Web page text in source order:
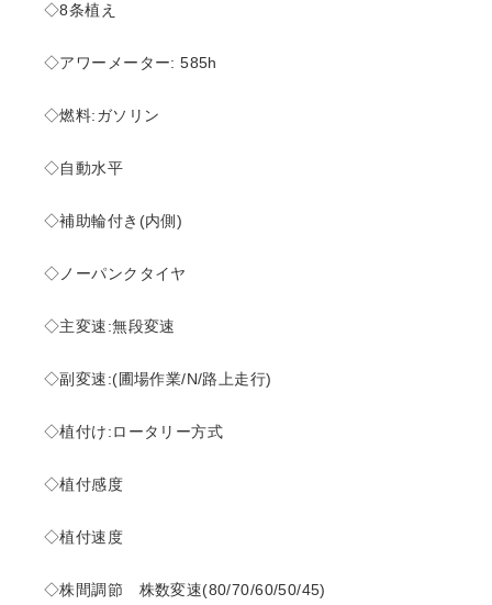
◇8条植え
◇アワーメーター: 585h
◇燃料:ガソリン
◇自動水平
◇補助輪付き(内側)
◇ノーパンクタイヤ
◇主変速:無段変速
◇副変速:(圃場作業/N/路上走行)
◇植付け:ロータリー方式
◇植付感度
◇植付速度
◇株間調節 株数変速(80/70/60/50/45)